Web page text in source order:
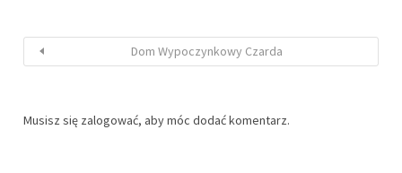
Dom Wypoczynkowy Czarda
Musisz się zalogować, aby móc dodać komentarz.